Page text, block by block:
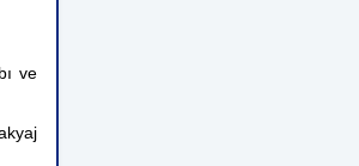
ve